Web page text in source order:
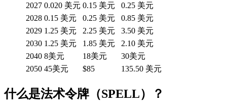
2027 0.020 美元 0.15 美元
0.25 美元
2028 0.15 美元 0.25 美元
0.85 美元
2029 1.25 美元 2.25 美元
3.50 美元
2030 1.25 美元 1.85 美元
2.10 美元
2040 8美元 18美元
30美元
2050 45美元 $85 135.50 美元
什么是法术令牌（SPELL）？